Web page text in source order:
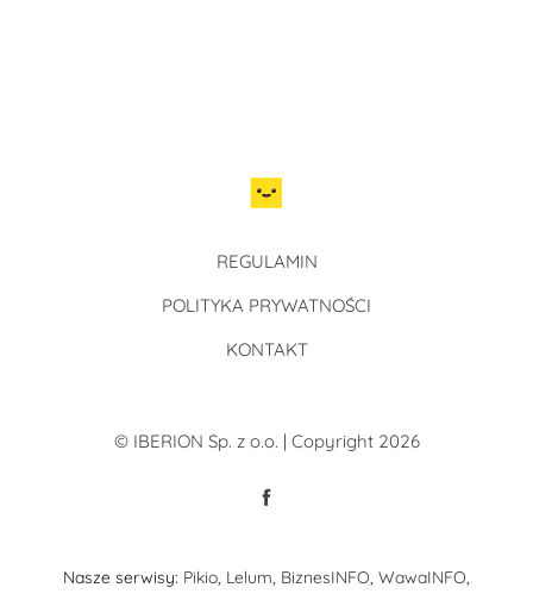
REGULAMIN
POLITYKA PRYWATNOŚCI
KONTAKT
© IBERION Sp. z o.o. | Copyright 2026
Nasze serwisy: Pikio, Lelum, BiznesINFO, WawaINFO,